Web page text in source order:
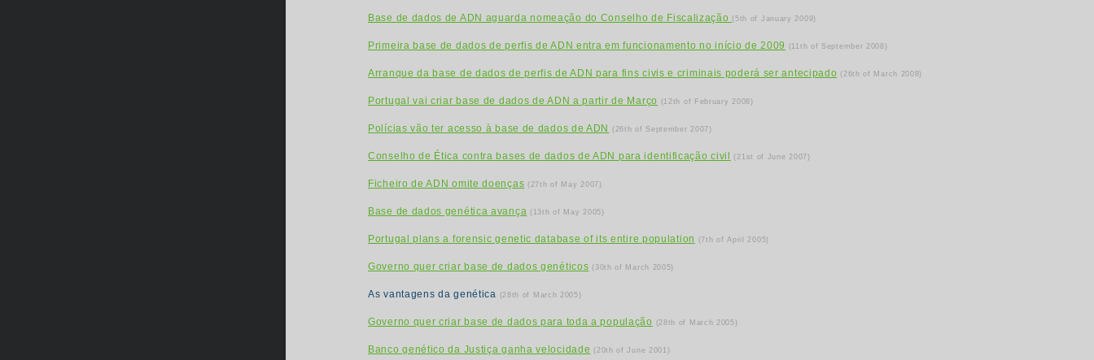
Base de dados de ADN aguarda nomeação do Conselho de Fiscalização(5th of January 2009)
Primeira base de dados de perfis de ADN entra em funcionamento no início de 2009 (11th of September 2008)
Arranque da base de dados de perfis de ADN para fins civis e criminais poderá ser antecipado (26th of March 2008)
Portugal vai criar base de dados de ADN a partir de Março (12th of February 2008)
Polícias vão ter acesso à base de dados de ADN (26th of September 2007)
Conselho de Ética contra bases de dados de ADN para identificação civil (21st of June 2007)
Ficheiro de ADN omite doenças (27th of May 2007)
Base de dados genética avança (13th of May 2005)
Portugal plans a forensic genetic database of its entire population (7th of April 2005)
Governo quer criar base de dados genéticos (30th of March 2005)
As vantagens da genética (28th of March 2005)
Governo quer criar base de dados para toda a população (28th of March 2005)
Banco genético da Justiça ganha velocidade (20th of June 2001)